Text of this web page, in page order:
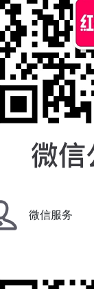
微信服务